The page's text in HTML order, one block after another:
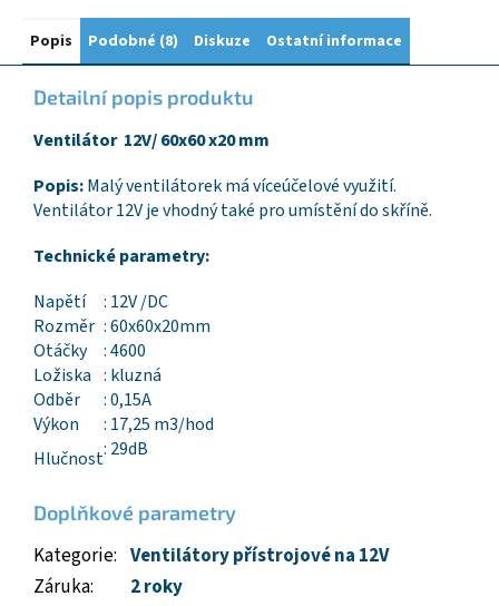
Popis Podobné (8) Diskuze Ostatní informace
Detailní popis produktu
Ventilátor 12V/ 60x60 x20 mm
Popis:Malý ventilátorek má víceúčelové využití.
Ventilátor 12V je vhodný také pro umístění do skříně.
Technické parametry:
Napětí
: 12V /DC
Rozměr : 60x60x20mm
Otáčky
: 4600
Ložiska : kluzná
Odběr
: 0,15A
Výkon
: 17,25 m3/hod
Hlučnost: 29dB
Doplňkové parametry
Kategorie: Ventilátory přístrojové na 12V
Záruka:
2 roky